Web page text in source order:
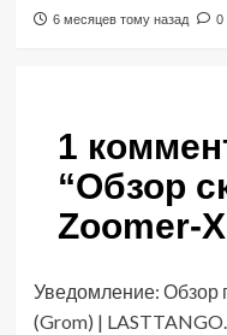
6 месяцев тому назад 0
1
“Обзор
Zoomer-X
Уведомление: Обзор
(Grom) |